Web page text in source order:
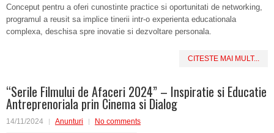
Conceput pentru a oferi cunostinte practice si oportunitati de networking,
programul a reusit sa implice tinerii intr-o experienta educationala
complexa, deschisa spre inovatie si dezvoltare personala.
CITESTE MAI MULT...
“Serile Filmului de Afaceri 2024” – Inspiratie si Educatie
Antreprenoriala prin Cinema si Dialog
14/11/2024 Anunturi No comments